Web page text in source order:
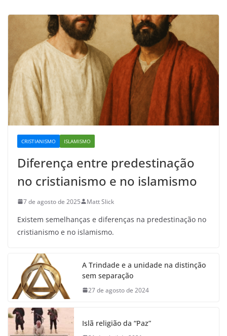
CRISTIANISMO ISLAMISMO
Diferença entre predestinação
no cristianismo e no islamismo
7 de agosto de 2025 Matt Slick
Existem semelhanças e diferenças na predestinação no
cristianismo e no islamismo.
A Trindade e a unidade na distinção
sem separação
27 de agosto de 2024
Islã religião da “Paz”